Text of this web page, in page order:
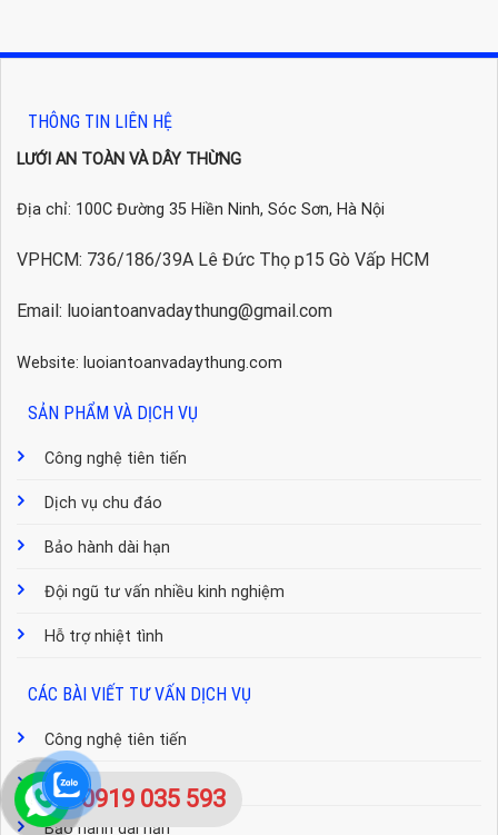
THÔNG TIN LIÊN HỆ
LƯỚI AN TOÀN VÀ DÂY THỪNG
Địa chỉ: 100C Đường 35 Hiền Ninh, Sóc Sơn, Hà Nội
VPHCM: 736/186/39A Lê Đức Thọ p15 Gò Vấp HCM
Email: luoiantoanvadaythung@gmail.com
Website: luoiantoanvadaythung.com
SẢN PHẨM VÀ DỊCH VỤ
Công nghệ tiên tiến
Dịch vụ chu đáo
Bảo hành dài hạn
Đội ngũ tư vấn nhiều kinh nghiệm
Hỗ trợ nhiệt tình
CÁC BÀI VIẾT TƯ VẤN DỊCH VỤ
Công nghệ tiên tiến
Dịch vụ chu đáo
Bảo hành dài hạn
0919 035 593